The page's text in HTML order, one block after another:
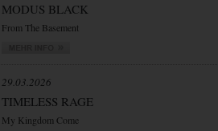
MODUS BLACK
From The Basement
29.03.2026
TIMELESS RAGE
My Kingdom Come